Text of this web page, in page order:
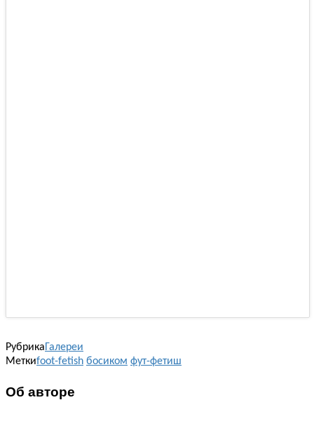
Рубрика Галереи
Меткиfoot-fetish босиком фут-фетиш
Об авторе